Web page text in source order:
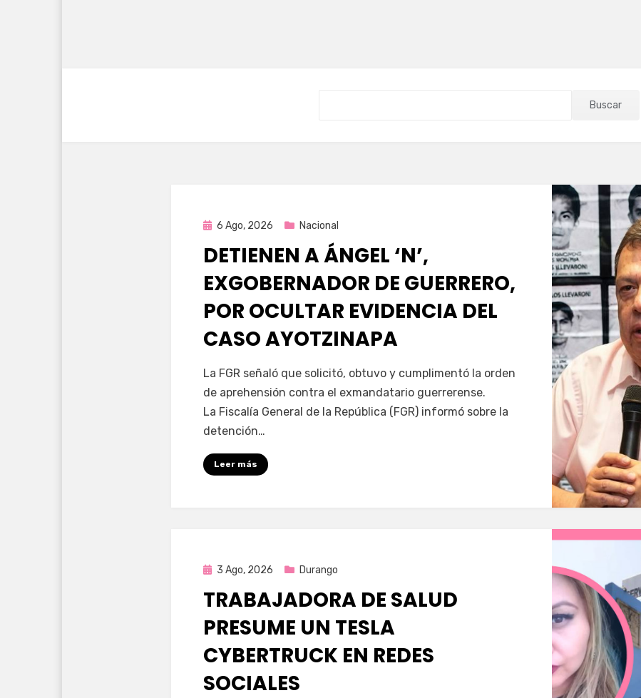
Buscar
Publicada
6 Ago, 2026 Nacional
DETIENEN A ÁNGEL ‘N’,
EXGOBERNADOR DE GUERRERO,
POR OCULTAR EVIDENCIA DEL
CASO AYOTZINAPA
porFernando Miranda Servín
La FGR señaló que solicitó, obtuvo y cumplimentó la orden
de aprehensión contra el exmandatario guerrerense.
La Fiscalía General de la República (FGR) informó sobre la
detención…
Leer más
Publicada
3 Ago, 2026 Durango
TRABAJADORA DE SALUD
PRESUME UN TESLA
CYBERTRUCK EN REDES
SOCIALES